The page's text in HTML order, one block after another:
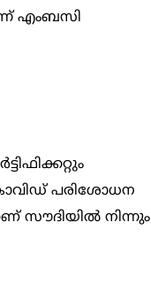
എംബസി
പരിശോധന
സൗദിയില്‍ നിന്നും